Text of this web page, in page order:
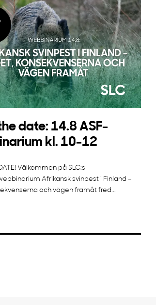
date: 14.8 ASF-
kl. 10-12
Välkommen på SLC:s
Afrikansk svinpest i Finland –
och vägen framåt fred...